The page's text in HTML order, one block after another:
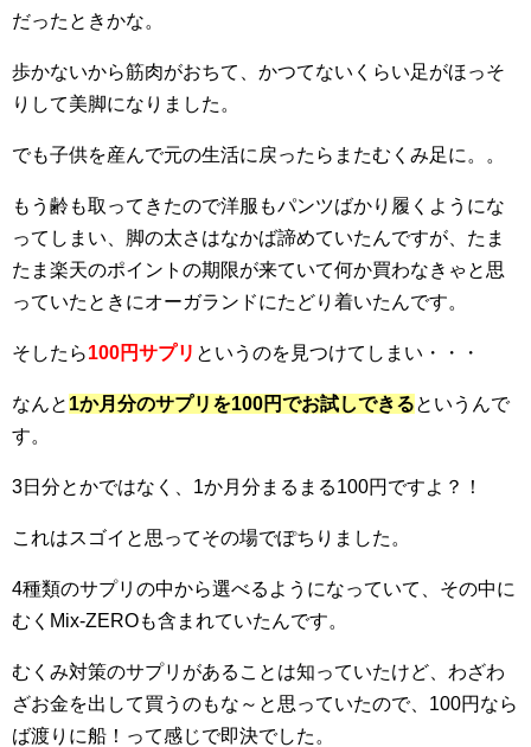
だったときかな。
歩かないから筋肉がおちて、かつてないくらい足がほっそ
りして美脚になりました。
でも子供を産んで元の生活に戻ったらまたむくみ足に。。
もう齢も取ってきたので洋服もパンツばかり履くようにな
ってしまい、脚の太さはなかば諦めていたんですが、たま
たま楽天のポイントの期限が来ていて何か買わなきゃと思
っていたときにオーガランドにたどり着いたんです。
そしたら100円サプリ というのを見つけてしまい・・・
なんと 1か月分のサプリを100円でお試しできるというんで
す。
3日分とかではなく、1か月分まるまる100円ですよ？！
これはスゴイと思ってその場でぽちりました。
4種類のサプリの中から選べるようになっていて、その中に
むくMix-ZEROも含まれていたんです。
むくみ対策のサプリがあることは知っていたけど、わざわ
ざお金を出して買うのもな～と思っていたので、100円なら
ば渡りに船！って感じで即決でした。